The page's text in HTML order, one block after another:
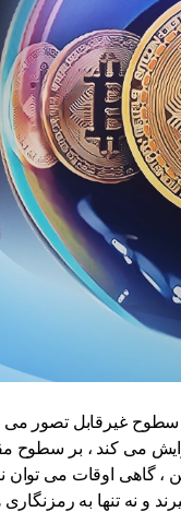
غیرقابل تصور می
می کند ، بر سطوح
گاهی اوقات می توان